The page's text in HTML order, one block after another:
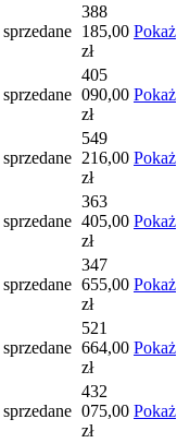
sprzedane
388
185,00
zł
Pokaż
sprzedane
405
090,00
zł
Pokaż
sprzedane
549
216,00
zł
Pokaż
sprzedane
363
405,00
zł
Pokaż
sprzedane
347
655,00
zł
Pokaż
sprzedane
521
664,00
zł
Pokaż
sprzedane
432
075,00
zł
Pokaż